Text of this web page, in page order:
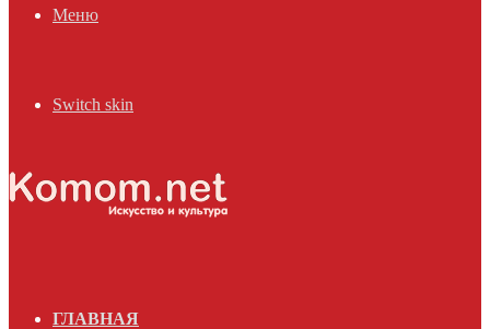
Меню
Switch skin
ГЛАВНАЯ